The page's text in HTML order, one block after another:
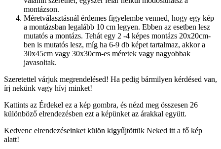
montázson.
Méretválasztásnál érdemes figyelembe venned, hogy egy kép
a montázsban legalább 10 cm legyen. Ebben az esetben lesz
mutatós a montázs. Tehát egy 2 -4 képes montázs 20x20cm-
ben is mutatós lesz, míg ha 6-9 db képet tartalmaz, akkor a
30x45cm vagy 30x30cm-es méretek vagy nagyobbak
javasoltak.
Szeretettel várjuk megrendelésed! Ha pedig bármilyen kérdésed van,
írj nekünk vagy hívj minket!
Kattints az Érdekel ez a kép gombra, és nézd meg összesen 26
különböző elrendezésben ezt a képünket az árakkal együtt.
Kedvenc elrendezéseinket külön kigyűjtöttük Neked itt a fő kép
alatt!